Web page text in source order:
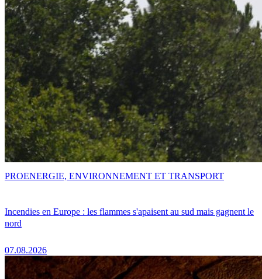
Incendies en Europe : les flammes s'apaisent au sud mais gagnent le
nord
07.08.2026
PROENERGIE, ENVIRONNEMENT ET TRANSPORT